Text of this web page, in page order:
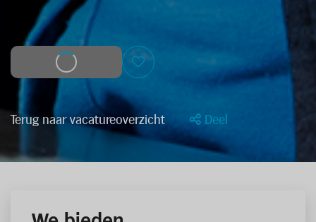
Solliciteer
Terug naar vacatureoverzicht Deel